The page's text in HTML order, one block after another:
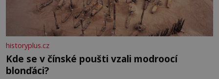
historyplus.cz
Kde se v čínské poušti vzali modroocí
blonďáci?